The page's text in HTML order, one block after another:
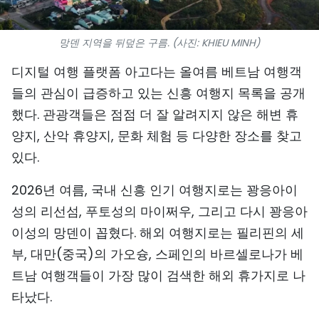
사진
인포그래픽
메가스토리
TIẾNG VIỆT
ENGLISH
中文
망덴 지역을 뒤덮은 구름. (사진: KHIEU MINH)
디지털 여행 플랫폼 아고다는 올여름 베트남 여행객
들의 관심이 급증하고 있는 신흥 여행지 목록을 공개
했다. 관광객들은 점점 더 잘 알려지지 않은 해변 휴
양지, 산악 휴양지, 문화 체험 등 다양한 장소를 찾고
있다.
2026년 여름, 국내 신흥 인기 여행지로는 꽝응아이
성의 리선섬, 푸토성의 마이쩌우, 그리고 다시 꽝응아
이성의 망덴이 꼽혔다. 해외 여행지로는 필리핀의 세
부, 대만(중국)의 가오슝, 스페인의 바르셀로나가 베
트남 여행객들이 가장 많이 검색한 해외 휴가지로 나
타났다.